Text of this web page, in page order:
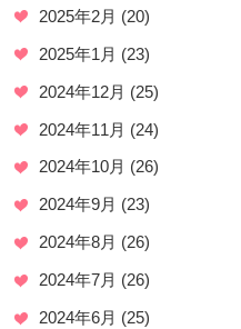
2025年2月 (20)
2025年1月 (23)
2024年12月 (25)
2024年11月 (24)
2024年10月 (26)
2024年9月 (23)
2024年8月 (26)
2024年7月 (26)
2024年6月 (25)